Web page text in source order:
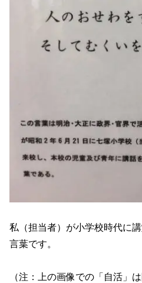
私（担当者）が小学校時代に
言葉です。
（注：上の画像での「自活」